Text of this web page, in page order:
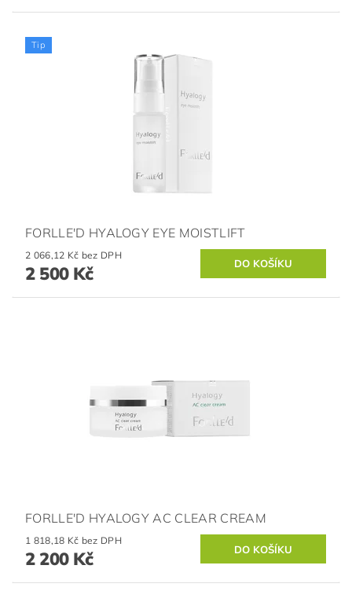
Tip
FORLLE'D HYALOGY EYE MOISTLIFT
2 066,12 Kč bez DPH
2 500 Kč
FORLLE'D HYALOGY AC CLEAR CREAM
1 818,18 Kč bez DPH
2 200 Kč